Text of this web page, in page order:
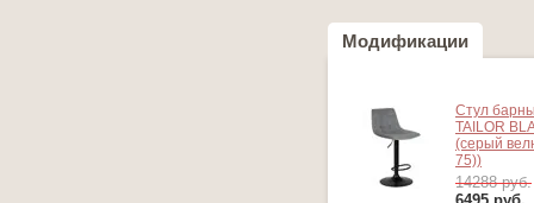
Модификации
Стул
TAILOR
(серый
75))
14288 руб.